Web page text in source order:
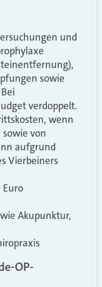
und
sowie
verdoppelt.
wenn
von
aufgrund
Vierbeiners
Akupunktur,
OP-